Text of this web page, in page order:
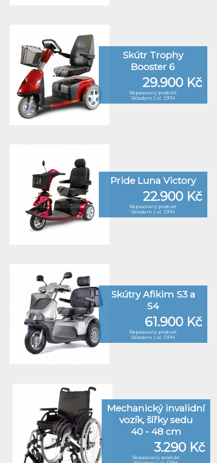
Skútr Trophy
Booster 6
29.900 Kč
Repasovaný produkt
Skladem | vč. DPH
Pride Luna Victory
22.900 Kč
Repasovaný produkt
Skladem | vč. DPH
Skútry Afikim S3 a
S4
61.900 Kč
Repasovaný produkt
Skladem | vč. DPH
Mechanický invalidní
vozík, šířky sedu
40 - 48 cm
3.290 Kč
Repasovaný produkt